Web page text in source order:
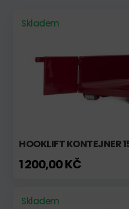
Skladem
HOOKLIFT KONTEJNER
1 200,00 KČ
Skladem